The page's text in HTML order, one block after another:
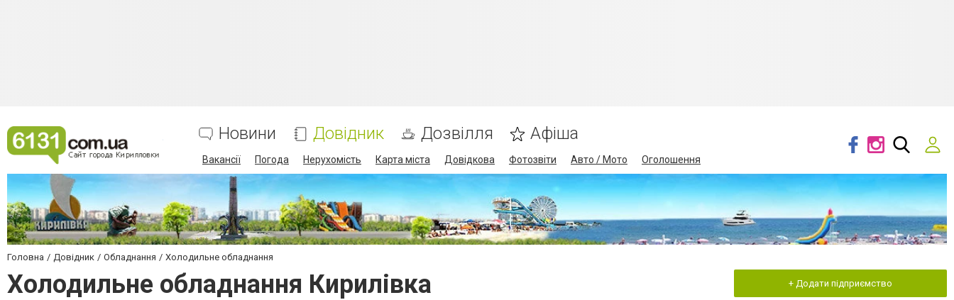
Новини Довідник Дозвілля Афіша
Вакансії Погода Нерухомість Карта міста Довідкова Фотозвіти Авто / Мото Оголошення
Головна Довідник Обладнання Холодильне обладнання
Холодильне обладнання Кирилівка + Додати підприємство